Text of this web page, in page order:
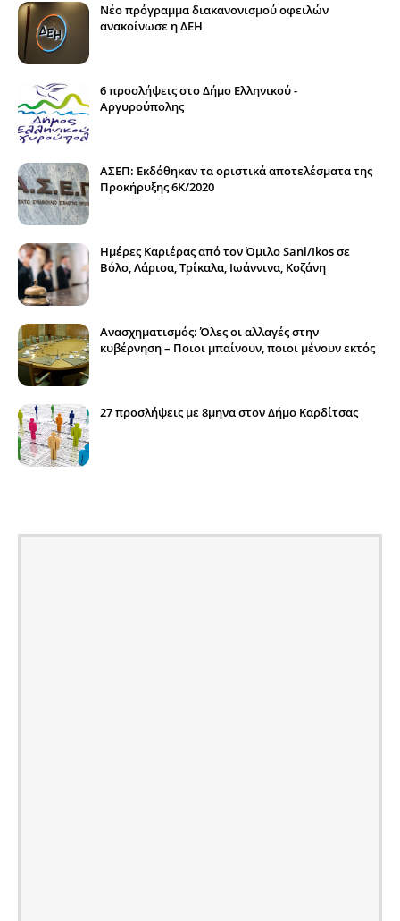
Νέο πρόγραμμα διακανονισμού οφειλών
ανακοίνωσε η ΔΕΗ
6 προσλήψεις στο Δήμο Ελληνικού -
Αργυρούπολης
ΑΣΕΠ: Εκδόθηκαν τα οριστικά αποτελέσματα της
Προκήρυξης 6Κ/2020
Ημέρες Καριέρας από τον Όμιλο Sani/Ikos σε
Βόλο, Λάρισα, Τρίκαλα, Ιωάννινα, Κοζάνη
Ανασχηματισμός: Όλες οι αλλαγές στην
κυβέρνηση – Ποιοι μπαίνουν, ποιοι μένουν εκτός
27 προσλήψεις με 8μηνα στον Δήμο Καρδίτσας